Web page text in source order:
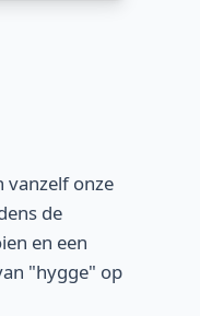
vanzelf onze
de
en een
"hygge" op